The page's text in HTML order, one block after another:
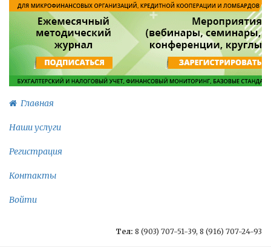
Главная
Наши услуги
Регистрация
Контакты
Войти
Тел: 8 (903) 707-51-39, 8 (916) 707-24-93